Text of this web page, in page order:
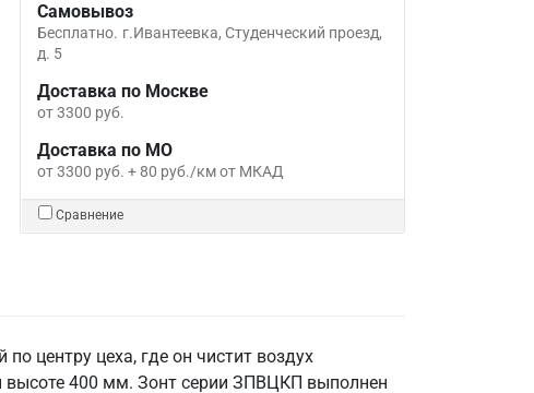
Самовывоз
Бесплатно. г.Ивантеевка, Студенческий проезд,
д. 5
Доставка по Москве
от 3300 руб.
Доставка по МО
от 3300 руб. + 80 руб./км от МКАД
Сравнение
центру цеха, где он чистит воздух
высоте 400 мм. Зонт серии ЗПВЦКП выполнен